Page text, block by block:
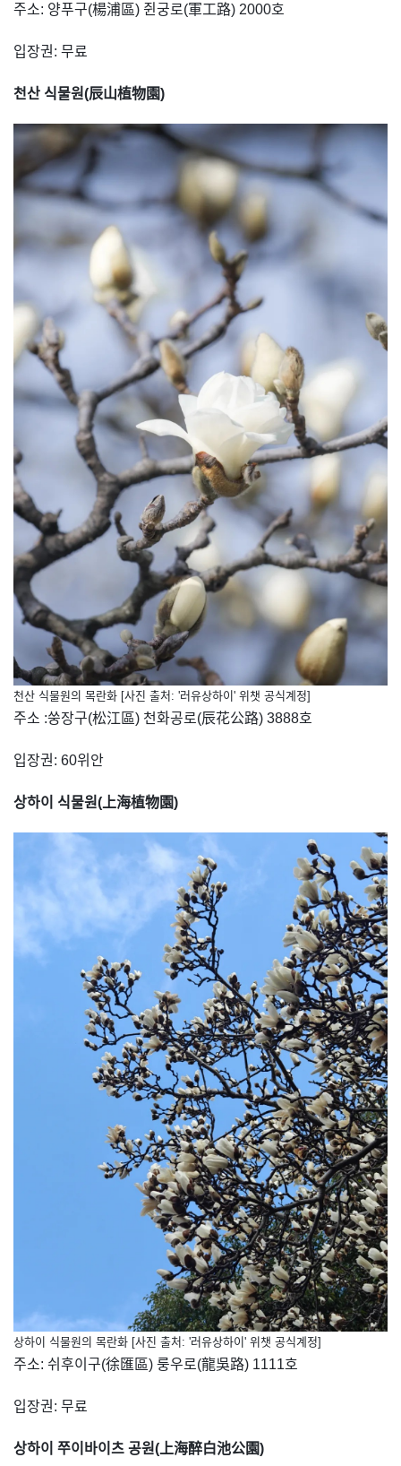
주소: 양푸구(楊浦區) 쥔궁로(軍工路) 2000호
입장권: 무료
천산 식물원(辰山植物園)
천산 식물원의 목란화 [사진 출처: '러유상하이' 위챗 공식계정]
주소 :쑹장구(松江區) 천화공로(辰花公路) 3888호
입장권: 60위안
상하이 식물원( 上海植物園)
상하이 식물원의 목란화 [사진 출처: '러유상하이' 위챗 공식계정]
주소: 쉬후이구(徐匯區) 룽우로(龍吳路) 1111호
입장권: 무료
상하이 쭈이바이츠 공원(上海醉白池公園)